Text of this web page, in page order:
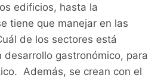
edificios, hasta la
tiene que manejar en las
de los sectores está
desarrollo gastronómico, para
Además, se crean con el